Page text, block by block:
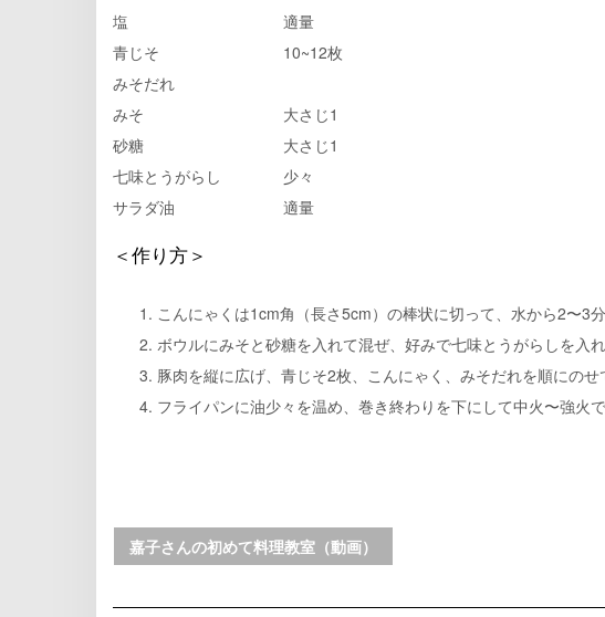
塩 適量
青じそ 10~12枚
みそだれ
みそ 大さじ1
砂糖 大さじ1
七味とうがらし 少々
サラダ油 適量
＜作り方＞
こんにゃくは1cm角（長さ5cm）の棒状に切って、水から2〜3分
ボウルにみそと砂糖を入れて混ぜ、好みで七味とうがらしを入れ
豚肉を縦に広げ、青じそ2枚、こんにゃく、みそだれを順にのせ
フライパンに油少々を温め、巻き終わりを下にして中火〜強火
嘉子さんの初めて料理教室（動画）